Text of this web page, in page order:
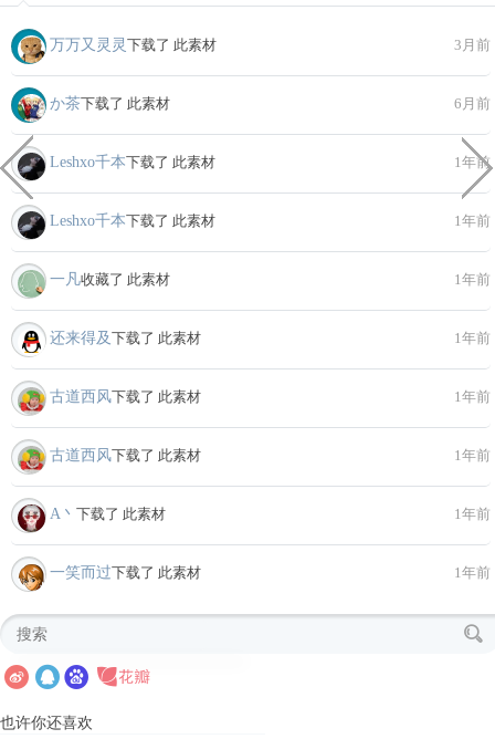
万万又灵灵 下载了 此素材 3月前
か茶下载了 此素材 6月前
Leshxo千本下载了 此素材 1年前
Leshxo千本下载了 此素材 1年前
一凡收藏了 此素材 1年前
还来得及下载了 此素材 1年前
古道西风下载了 此素材 1年前
古道西风下载了 此素材 1年前
A丶 下载了 此素材 1年前
一笑而过下载了 此素材 1年前
也许你还喜欢